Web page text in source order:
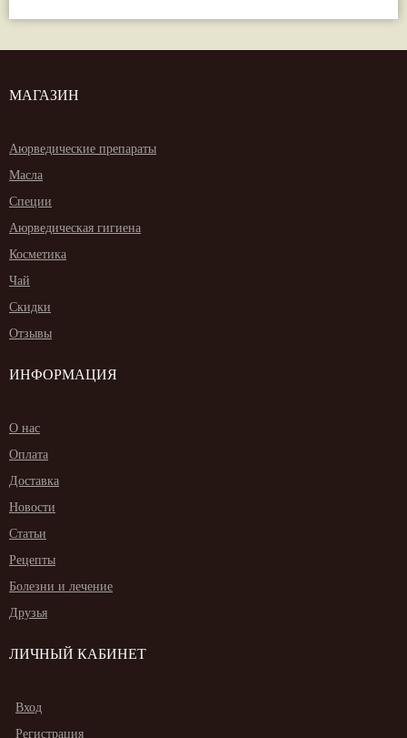
МАГАЗИН
Аюрведические препараты
Масла
Специи
Аюрведическая гигиена
Косметика
Чай
Скидки
Отзывы
ИНФОРМАЦИЯ
О нас
Оплата
Доставка
Новости
Статьи
Рецепты
Болезни и лечение
Друзья
ЛИЧНЫЙ КАБИНЕТ
Вход
Регистрация